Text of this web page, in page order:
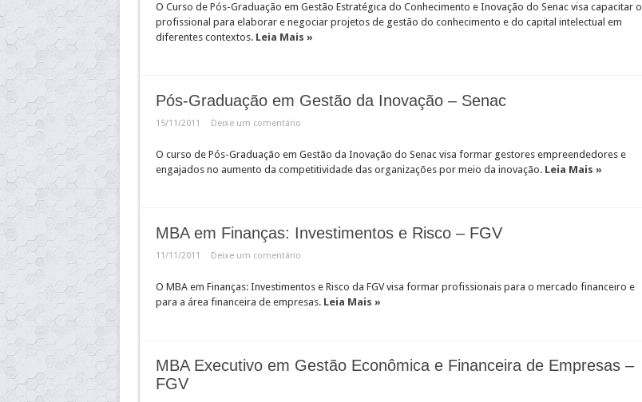
O Curso de Pós-Graduação em Gestão Estratégica do Conhecimento e Inovação do Senac visa capacitar o
profissional para elaborar e negociar projetos de gestão do conhecimento e do capital intelectual em
diferentes contextos. Leia Mais »
Pós-Graduação em Gestão da Inovação – Senac
15/11/2011 Deixe um comentário
O curso de Pós-Graduação em Gestão da Inovação do Senac visa formar gestores empreendedores e
engajados no aumento da competitividade das organizações por meio da inovação. Leia Mais »
MBA em Finanças: Investimentos e Risco – FGV
11/11/2011 Deixe um comentário
O MBA em Finanças: Investimentos e Risco da FGV visa formar profissionais para o mercado financeiro e
para a área financeira de empresas. Leia Mais »
MBA Executivo em Gestão Econômica e Financeira de Empresas –
FGV